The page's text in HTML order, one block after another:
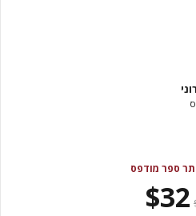
ספר מודפס
$32